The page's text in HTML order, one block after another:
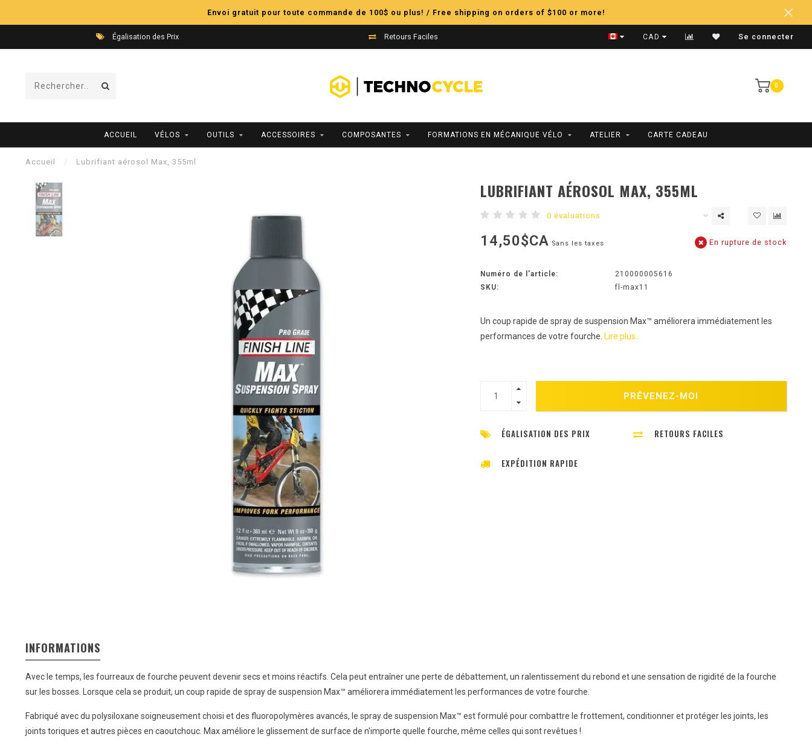
Envoi gratuit pour toute commande de 100$ ou plus! / Free shipping on orders of $100 or more!
Égalisation des Prix Retours Faciles Expédition Rapide
CAD Se connecter
0
ACCUEIL VÉLOS OUTILS ACCESSOIRES COMPOSANTES FORMATIONS EN MÉCANIQUE VÉLO ATELIER CARTE CADEAU
Accueil / Lubrifiant aérosol Max, 355ml
LUBRIFIANT AÉROSOL MAX, 355ML
0 évaluations
14,50$CA Sans les taxes En rupture de stock
Numéro de l'article:
210000005616
SKU:
fl-max11
Un coup rapide de spray de suspension Max™ améliorera immédiatement les
performances de votre fourche. Lire plus..
PRÉVENEZ-MOI
ÉGALISATION DES PRIX RETOURS FACILES
EXPÉDITION RAPIDE
INFORMATIONS
Avec le temps, les fourreaux de fourche peuvent devenir secs et moins réactifs. Cela peut entraîner une perte de débattement, un ralentissement du rebond et une sensation de rigidité de la fourche
sur les bosses. Lorsque cela se produit, un coup rapide de spray de suspension Max™ améliorera immédiatement les performances de votre fourche.
Fabriqué avec du polysiloxane soigneusement choisi et des fluoropolymères avancés, le spray de suspension Max™ est formulé pour combattre le frottement, conditionner et protéger les joints, les
joints toriques et autres pièces en caoutchouc. Max améliore le glissement de surface de n'importe quelle fourche, même celles qui sont revêtues !